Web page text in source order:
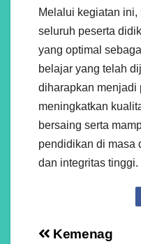
Melalui kegiatan
seluruh peserta
yang optimal
belajar yang telah
diharapkan menjadi
meningkatkan
bersaing serta
pendidikan di masa
dan integritas tinggi.
Kemenag